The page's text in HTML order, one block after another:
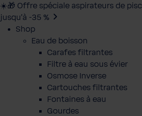
☀️🎁 Offre spéciale aspirateurs de
jusqu’à -35 %
Shop
Eau de boisson
Carafes filtrantes
Filtre à eau sous évier
Osmose Inverse
Cartouches filtrantes
Fontaines à eau
Gourdes